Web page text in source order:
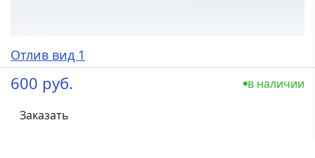
Отлив вид 1
600 руб. в наличии
Заказать